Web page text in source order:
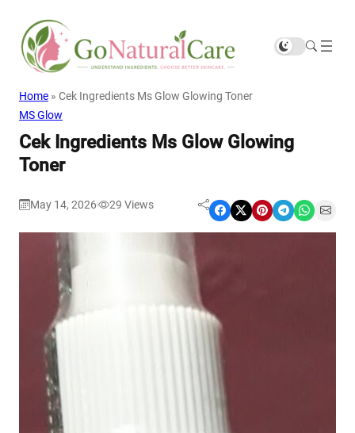
Home » Cek Ingredients Ms Glow Glowing Toner
MS Glow
Cek Ingredients Ms Glow Glowing
Toner
May 14, 2026 29 Views Share on Facebook Share on X Share on Pinterest Share on Telegram Share on WhatsApp Share on Email